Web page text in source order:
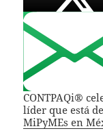
CONTPAQi®
líder que está
MiPyMEs en